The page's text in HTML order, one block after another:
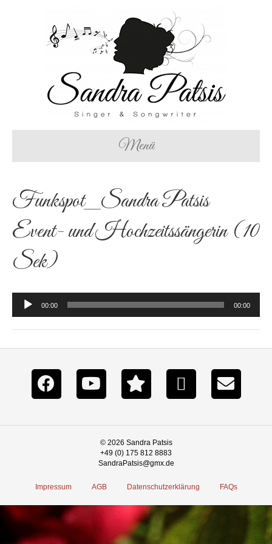
Menü
Funkspot_Sandra Patsis
Event- und Hochzeitssängerin (10
Sek)
Audio-
Player
00:00 00:00
© 2026 Sandra Patsis
+49 (0) 175 812 8883
SandraPatsis@gmx.de
Impressum AGB Datenschutzerklärung FAQs